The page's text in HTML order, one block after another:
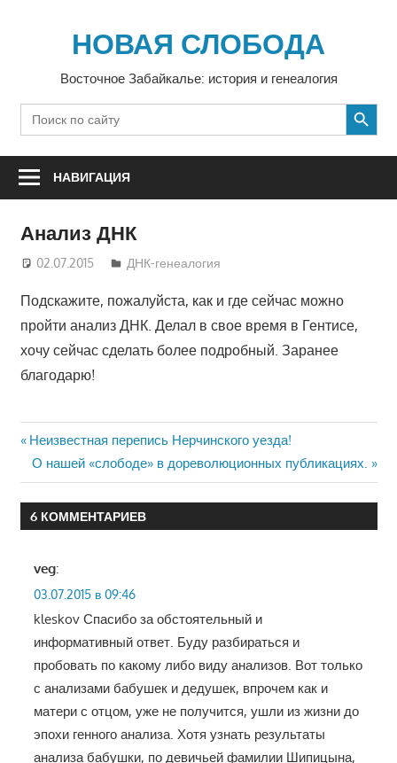
содержимомуНОВАЯ СЛОБОДА
Восточное Забайкалье: история и генеалогия
Search
for:
SEARCH BUTTON
НАВИГАЦИЯ
Анализ ДНК
02.07.2015 veg
ДНК-генеалогия
Подскажите, пожалуйста, как и где сейчас можно
пройти анализ ДНК. Делал в свое время в Гентисе,
хочу сейчас сделать более подробный. Заранее
благодарю!
Навигация
по
записям
Предыдущая
запись:
Неизвестная перепись Нерчинского уезда!
Следующая
запись:
О нашей «слободе» в дореволюционных публикациях.
6 КОММЕНТАРИЕВ
veg:
03.07.2015 в 09:46
kleskov Спасибо за обстоятельный и
информативный ответ. Буду разбираться и
пробовать по какому либо виду анализов. Вот только
с анализами бабушек и дедушек, впрочем как и
матери с отцом, уже не получится, ушли из жизни до
эпохи генного анализа. Хотя узнать результаты
анализа бабушки, по девичьей фамилии Шипицына,